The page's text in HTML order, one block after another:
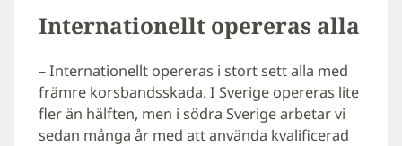
Internationellt opereras alla
– Internationellt opereras i stort sett alla med
främre korsbandsskada. I Sverige opereras lite
fler än hälften, men i södra Sverige arbetar vi
sedan många år med att använda kvalificerad